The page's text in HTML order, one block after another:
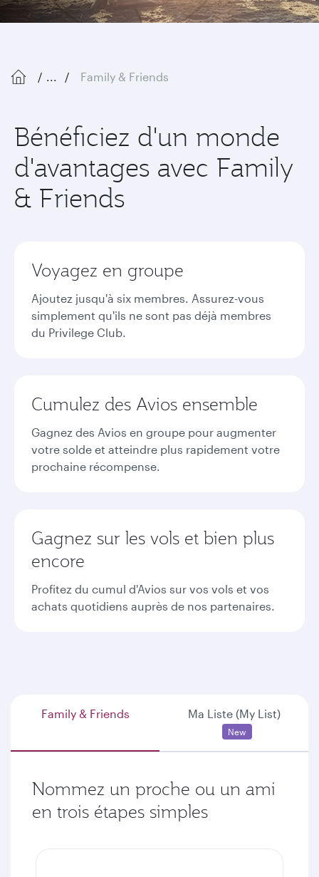
... Family & Friends
Bénéficiez d'un monde
d'avantages avec Family
& Friends
Voyagez en groupe
Ajoutez jusqu'à six membres. Assurez-vous
simplement qu'ils ne sont pas déjà membres
du Privilege Club.
Cumulez des Avios ensemble
Gagnez des Avios en groupe pour augmenter
votre solde et atteindre plus rapidement votre
prochaine récompense.
Gagnez sur les vols et bien plus
encore
Profitez du cumul d'Avios sur vos vols et vos
achats quotidiens auprès de nos partenaires.
Family & Friends Ma Liste (My List)
New
Nommez un proche ou un ami
en trois étapes simples